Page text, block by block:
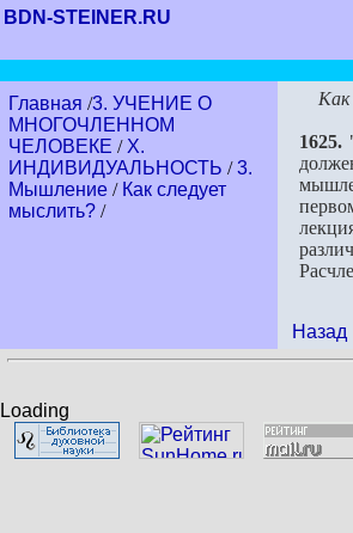
BDN-STEINER.RU
Главная /3. УЧЕНИЕ О
МНОГОЧЛЕННОМ
ЧЕЛОВЕКЕ / Х.
ИНДИВИДУАЛЬНОСТЬ /3.
Мышление / Как следует
мыслить? /
Как
1625.
Назад
Loading